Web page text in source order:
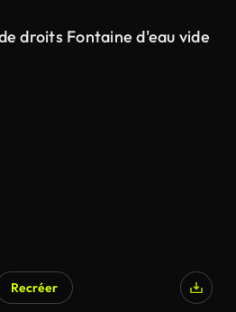
droits Fontaine d'eau vide
Recréer